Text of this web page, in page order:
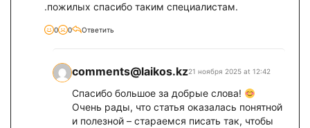
.пожилых спасибо таким специалистам.
0 0 Ответить
comments@laikos.kz21 ноября 2025 at 12:42
Спасибо большое за добрые слова!
Очень рады, что статья оказалась понятной
и полезной – стараемся писать так, чтобы